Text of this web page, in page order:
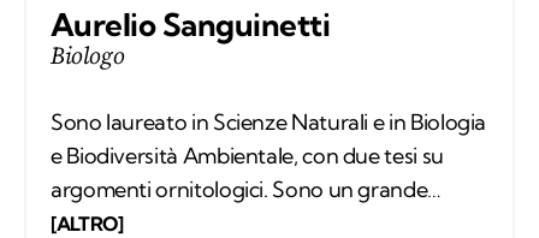
Aurelio Sanguinetti
Biologo
Sono laureato in Scienze Naturali e in Biologia
e Biodiversità Ambientale, con due tesi su
argomenti ornitologici. Sono un grande
appassionato di escursionismo e di scienze e
[ALTRO]